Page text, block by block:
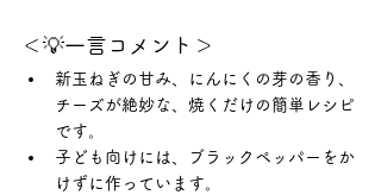
＜💡一言コメント＞
新玉ねぎの甘み、にんにくの芽の香り、
チーズが絶妙な、焼くだけの簡単レシピ
です。
子ども向けには、ブラックペッパーをか
けずに作っています。